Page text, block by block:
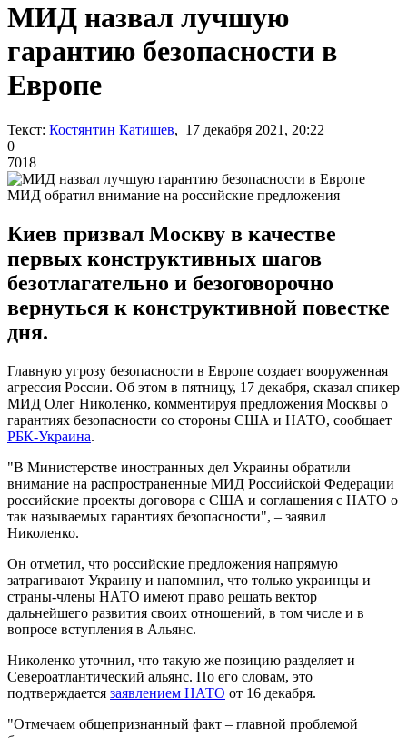
МИД назвал лучшую
гарантию безопасности в
Европе
Текст: Костянтин Катишев, 17 декабря 2021, 20:22
0
7018
МИД обратил внимание на российские предложения
Киев призвал Москву в качестве
первых конструктивных шагов
безотлагательно и безоговорочно
вернуться к конструктивной повестке
дня.
Главную угрозу безопасности в Европе создает вооруженная
агрессия России. Об этом в пятницу, 17 декабря, сказал спикер
МИД Олег Николенко, комментируя предложения Москвы о
гарантиях безопасности со стороны США и НАТО, сообщает
РБК-Украина.
"В Министерстве иностранных дел Украины обратили
внимание на распространенные МИД Российской Федерации
российские проекты договора с США и соглашения с НАТО о
так называемых гарантиях безопасности", – заявил
Николенко.
Он отметил, что российские предложения напрямую
затрагивают Украину и напомнил, что только украинцы и
страны-члены НАТО имеют право решать вектор
дальнейшего развития своих отношений, в том числе и в
вопросе вступления в Альянс.
Николенко уточнил, что такую же позицию разделяет и
Североатлантический альянс. По его словам, это
подтверждается заявлением НАТО от 16 декабря.
"Отмечаем общепризнанный факт – главной проблемой